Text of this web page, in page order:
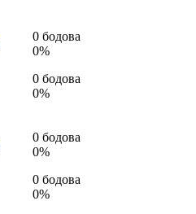
0 бодова
0%
0 бодова
0%
0 бодова
0%
0 бодова
0%